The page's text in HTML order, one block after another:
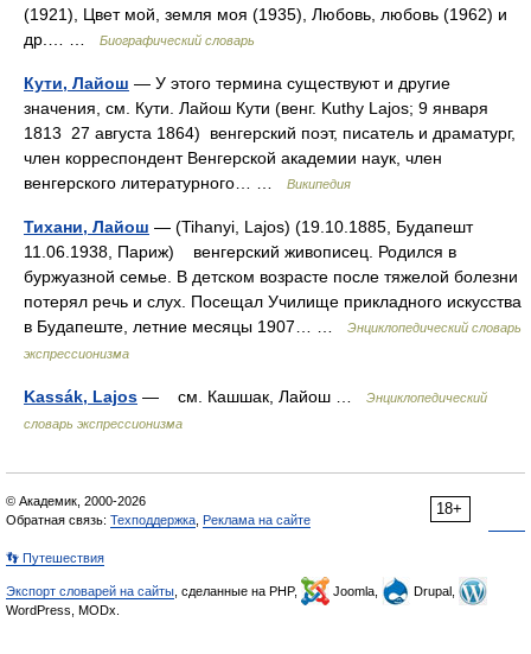
(1921), Цвет мой, земля моя (1935), Любовь, любовь (1962) и
др.… …
Биографический словарь
Кути, Лайош — У этого термина существуют и другие
значения, см. Кути. Лайош Кути (венг. Kuthy Lajos; 9 января
1813 27 августа 1864) венгерский поэт, писатель и драматург,
член корреспондент Венгерской академии наук, член
венгерского литературного… …
Википедия
Тихани, Лайош — (Tihanyi, Lajos) (19.10.1885, Будапешт
11.06.1938, Париж) венгерский живописец. Родился в
буржуазной семье. В детском возрасте после тяжелой болезни
потерял речь и слух. Посещал Училище прикладного искусства
в Будапеште, летние месяцы 1907… …
Энциклопедический словарь
экспрессионизма
Kassák, Lajos — см. Кашшак, Лайош …
Энциклопедический
словарь экспрессионизма
18+
© Академик, 2000-2026
Обратная связь: Техподдержка Реклама на сайте
👣 Путешествия
Экспорт словарей на сайты , сделанные на PHP, Joomla,
Drupal,
WordPress, MODx.